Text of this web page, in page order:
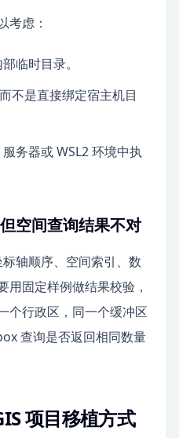
考虑：
临时目录。
不是直接绑定宿主机目
务器或 WSL2 环境中执
空间查询结果不对
轴顺序、空间索引、数
用固定样例做结果校验，
个行政区，同一个缓冲区
查询是否返回相同数量
项目移植方式